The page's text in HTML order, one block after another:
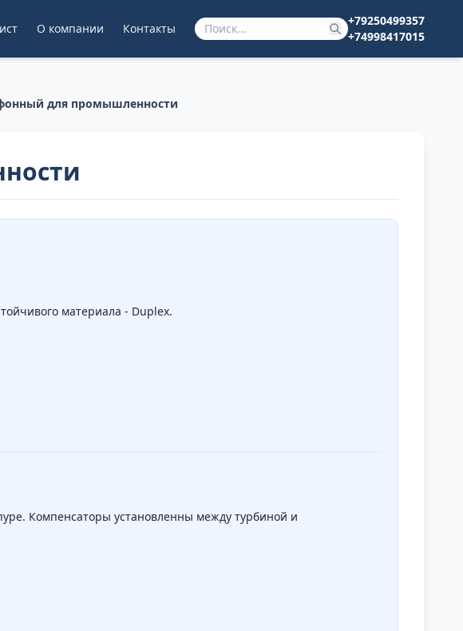
О компании Контакты
+79250499357
+74998417015
для промышленности
материала - Duplex.
Компенсаторы установленны между турбиной и